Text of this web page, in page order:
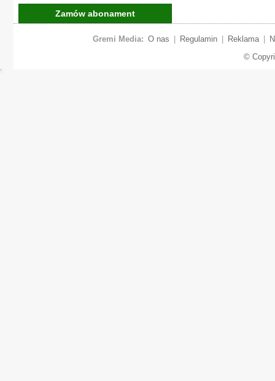
Zamów abonament
Gremi Media: O nas Regulamin Reklama
©